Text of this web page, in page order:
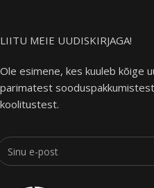
LIITU MEIE UUDISKIRJAGA!
Ole esimene, kes kuuleb kõige
parimatest
koolitustest.